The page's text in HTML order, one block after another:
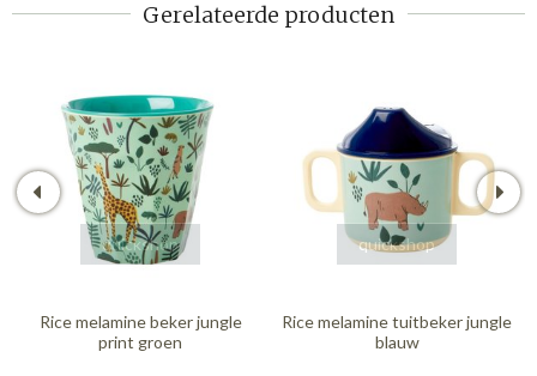
Gerelateerde producten
quickshop
Rice melamine beker jungle
print groen
quickshop
Rice melamine tuitbeker jungle
blauw